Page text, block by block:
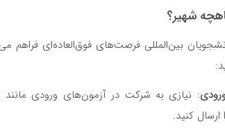
شهیر؟
بین‌المللی فرصت‌های فوق‌العاده‌ای فراهم
کنید.